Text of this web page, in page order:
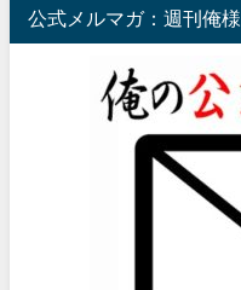
公式メルマガ：週刊俺様